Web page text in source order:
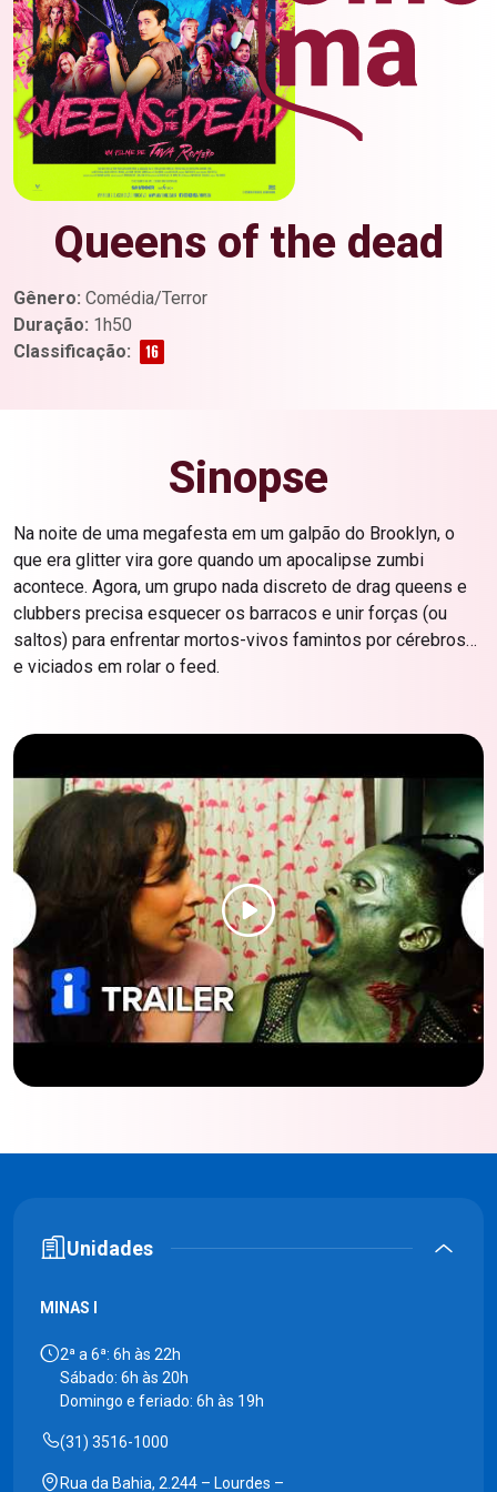
Queens of the dead
Gênero: Comédia/Terror
Duração: 1h50
Classificação:
Sinopse
Na noite de uma megafesta em um galpão do Brooklyn, o
que era glitter vira gore quando um apocalipse zumbi
acontece. Agora, um grupo nada discreto de drag queens e
clubbers precisa esquecer os barracos e unir forças (ou
saltos) para enfrentar mortos-vivos famintos por cérebros…
e viciados em rolar o feed.
Unidades
MINAS I
2ª a 6ª: 6h às 22h
Sábado: 6h às 20h
Domingo e feriado: 6h às 19h
(31) 3516-1000
Rua da Bahia, 2.244 – Lourdes –